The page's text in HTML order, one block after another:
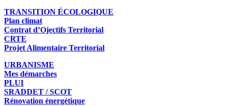
TRANSITION ÉCOLOGIQUE
Plan climat
Contrat d’Ojectifs Territorial
CRTE
Projet Alimentaire Territorial
URBANISME
Mes démarches
PLUI
SRADDET / SCOT
Rénovation énergétique